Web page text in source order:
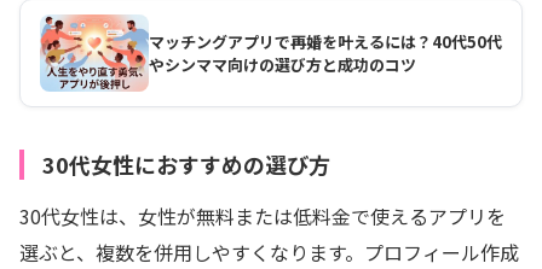
マッチングアプリで再婚を叶えるには？40代50代
やシンママ向けの選び方と成功のコツ
30代女性におすすめの選び方
30代女性は、女性が無料または低料金で使えるアプリを
選ぶと、複数を併用しやすくなります。プロフィール作成